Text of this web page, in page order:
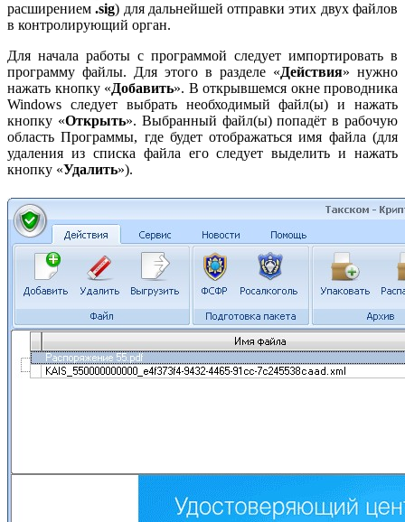
расширением.sig) для дальнейшей отправки этих двух файлов
в контролирующий орган.
Для начала работы с программой следует импортировать в
программу файлы. Для этого в разделе «Действия» нужно
нажать кнопку «Добавить». В открывшемся окне проводника
Windows следует выбрать необходимый файл(ы) и нажать
кнопку «Открыть». Выбранный файл(ы) попадёт в рабочую
область Программы, где будет отображаться имя файла (для
удаления из списка файла его следует выделить и нажать
кнопку «Удалить»).